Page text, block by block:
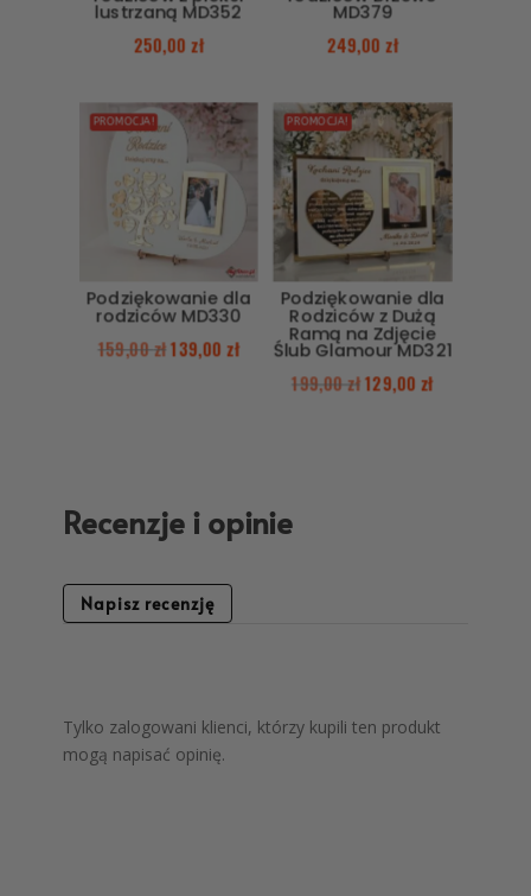
lustrzaną MD352
250,00zł
MD379
249,00zł
PROMOCJA!
Podziękowanie dla
rodziców MD330
159,00zł139,00 zł
PROMOCJA!
Podziękowanie dla
Rodziców z Dużą
Ramą na Zdjęcie
Ślub Glamour MD321
199,00 zł129,00 zł
Recenzje i opinie
Napisz recenzję
Tylko zalogowani klienci, którzy kupili ten produkt
mogą napisać opinię.